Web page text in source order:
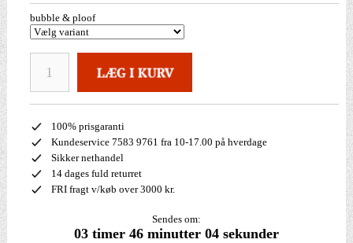
bubble & ploof
100% prisgaranti
Kundeservice 7583 9761 fra 10-17.00 på hverdage
Sikker nethandel
14 dages fuld returret
FRI fragt v/køb over 3000 kr.
Sendes om:
03 timer 46 minutter 03 sekunder